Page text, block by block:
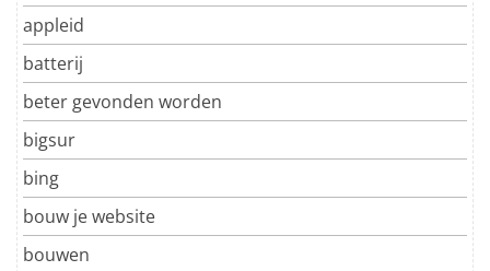
appleid
batterij
beter gevonden worden
bigsur
bing
bouw je website
bouwen